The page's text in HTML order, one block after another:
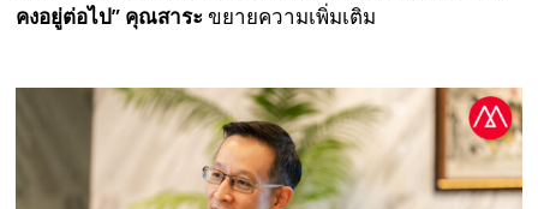
คงอยู่ต่อไป” คุณสาระขยายความเพิ่มเติม